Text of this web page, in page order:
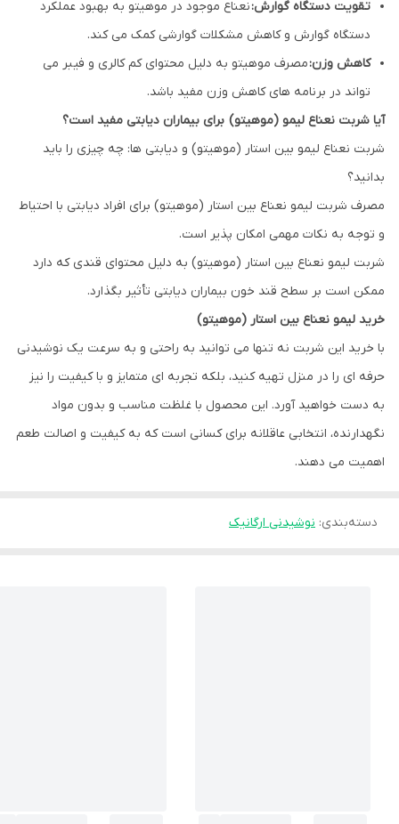
تقویت دستگاه گوارش:نعناع موجود در موهیتو به بهبود عملکرد
دستگاه گوارش و کاهش مشکلات گوارشی کمک می کند.
کاهش وزن:مصرف موهیتو به دلیل محتوای کم کالری و فیبر می
تواند در برنامه های کاهش وزن مفید باشد.
آیا شربت نعناع لیمو (موهیتو) برای بیماران دیابتی مفید است؟
شربت نعناع لیمو بین استار (موهیتو) و دیابتی ها: چه چیزی را باید
بدانید؟
مصرف شربت لیمو نعناع بین استار (موهیتو) برای افراد دیابتی با احتیاط
و توجه به نکات مهمی امکان پذیر است.
شربت لیمو نعناع بین استار (موهیتو) به دلیل محتوای قندی که دارد
ممکن است بر سطح قند خون بیماران دیابتی تأثیر بگذارد.
خرید لیمو نعناع بین استار (موهیتو)
با خرید این شربت نه تنها می توانید به راحتی و به سرعت یک نوشیدنی
حرفه ای را در منزل تهیه کنید، بلکه تجربه ای متمایز و با کیفیت را نیز
به دست خواهید آورد. این محصول با غلظت مناسب و بدون مواد
نگهدارنده، انتخابی عاقلانه برای کسانی است که به کیفیت و اصالت طعم
اهمیت می دهند.
دسته‌بندی: نوشیدنی ارگانیک